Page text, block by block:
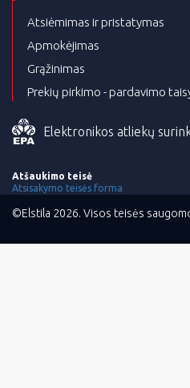
Atsiėmimas ir pristatymas
Apmokėjimas
Grąžinimas
Prekių pirkimo - pardavimo
Elektronikos atliekų
Atšaukimo teisė
Atsisakymo teisės forma
©Elstila 2026. Visos teisės